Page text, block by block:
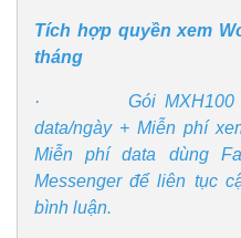
Tích hợp quyền xem
tháng
· Gói MXH100
data/ngày + Miễn phí
Miễn phí data dùng
Messenger để liên tục
bình luận.